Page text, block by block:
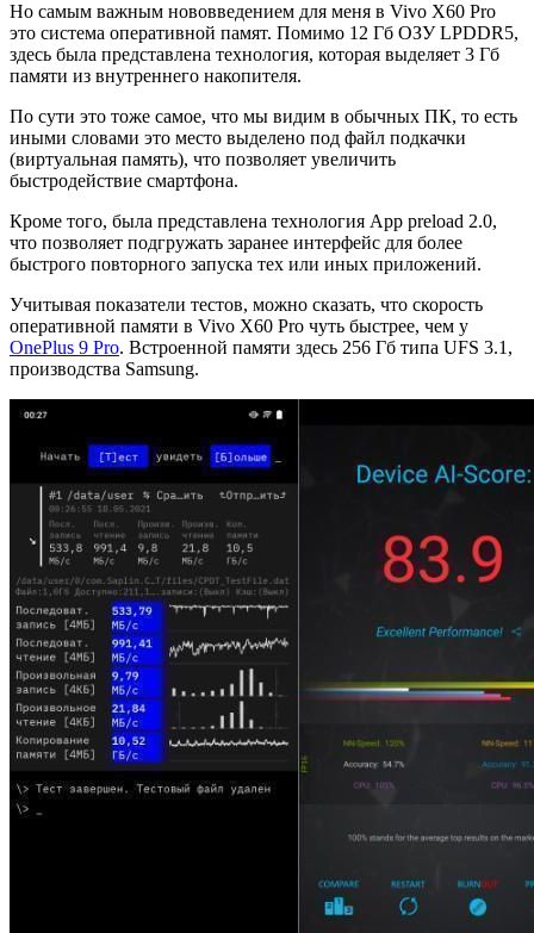
Но самым важным нововведением для меня в Vivo X60 Pro
это система оперативной памят. Помимо 12 Гб ОЗУ LPDDR5,
здесь была представлена технология, которая выделяет 3 Гб
памяти из внутреннего накопителя.
По сути это тоже самое, что мы видим в обычных ПК, то есть
иными словами это место выделено под файл подкачки
(виртуальная память), что позволяет увеличить
быстродействие смартфона.
Кроме того, была представлена технология App preload 2.0,
что позволяет подгружать заранее интерфейс для более
быстрого повторного запуска тех или иных приложений.
Учитывая показатели тестов, можно сказать, что скорость
оперативной памяти в Vivo X60 Pro чуть быстрее, чем у
OnePlus 9 Pro. Встроенной памяти здесь 256 Гб типа UFS 3.1,
производства Samsung.